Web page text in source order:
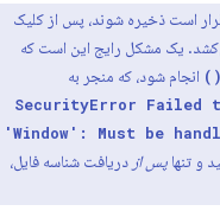
است ذخیره شوند، پس از کلیک
یک مشکل رایج این است که
انجام شود، که منجر به
SecurityError Failed
'Window': Must be
و تنها پس از دریافت شناسه فایل،